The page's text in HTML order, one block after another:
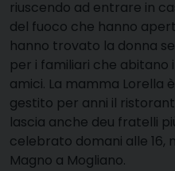
riuscendo ad entrare in
del fuoco che hanno
hanno trovato la donna
per i familiari che
amici. La mamma Lorella
gestito per anni il
lascia anche deu fratelli
celebrato domani alle 16,
Magno a Mogliano.